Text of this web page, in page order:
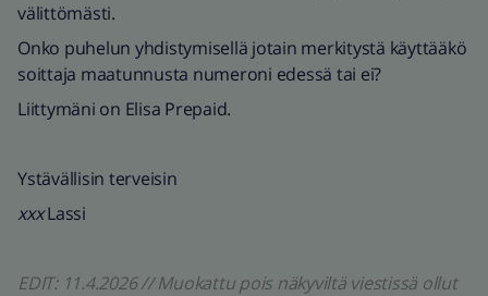
välittömästi.
Onko puhelun yhdistymisellä jotain merkitystä käyttääkö
soittaja maatunnusta numeroni edessä tai ei?
Liittymäni on Elisa Prepaid.
Ystävällisin terveisin
xxxLassi
EDIT: 11.4.2026 // Muokattu pois näkyviltä viestissä ollut